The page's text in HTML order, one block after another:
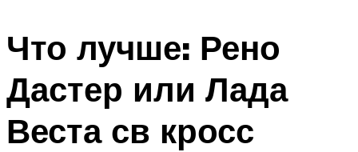
Что лучше: Рено
Дастер или Лада
Веста св кросс